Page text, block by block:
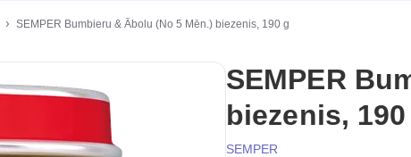
SEMPER Bumbieru & Ābolu (No 5 Mēn.) biezenis, 190 g
SEMPER
biezenis,
SEMPER